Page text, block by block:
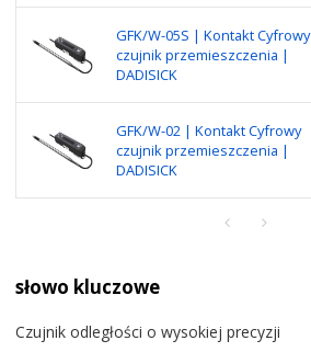
GFK/W-05S | Kontakt Cyfrowy
czujnik przemieszczenia |
DADISICK
GFK/W-02 | Kontakt Cyfrowy
czujnik przemieszczenia |
DADISICK
słowo kluczowe
Czujnik odległości o wysokiej precyzji